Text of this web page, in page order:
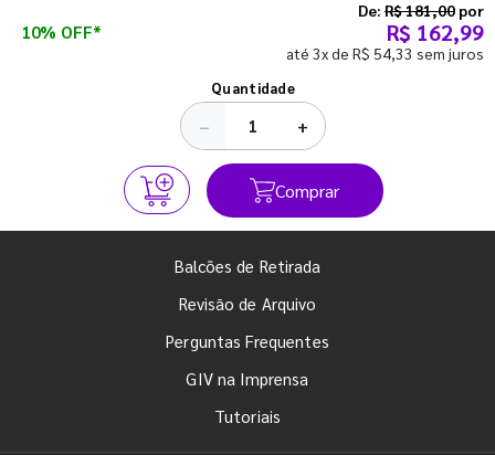
10% OFF*
De: R$ 181,00 por
R$ 162,99
até 3x de R$ 54,33 sem juros
Quantidade
− +
Comprar
Balcões de Retirada
Revisão de Arquivo
Perguntas Frequentes
GIV na Imprensa
Tutoriais